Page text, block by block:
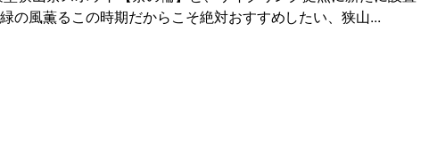
の風薫るこの時期だからこそ絶対おすすめしたい、狭山...